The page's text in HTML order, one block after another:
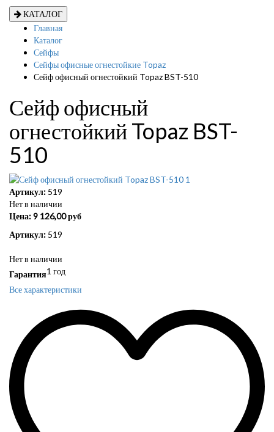
КАТАЛОГ
Главная
Каталог
Сейфы
Сейфы офисные огнестойкие Topaz
Сейф офисный огнестойкий Topaz BST-510
Сейф офисный
огнестойкий Topaz BST-
510
Артикул: 519
Нет в наличии
Цена:9 126,00руб
Артикул: 519
Нет в наличии
Гарантия1 год
Все характеристики